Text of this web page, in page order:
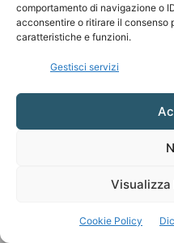
comportamento di navigazione o
acconsentire o ritirare il consenso
caratteristiche e funzioni.
Gestisci servizi
Cookie Policy